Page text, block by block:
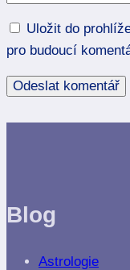
Uložit do
pro budoucí
Blog
Astrologie